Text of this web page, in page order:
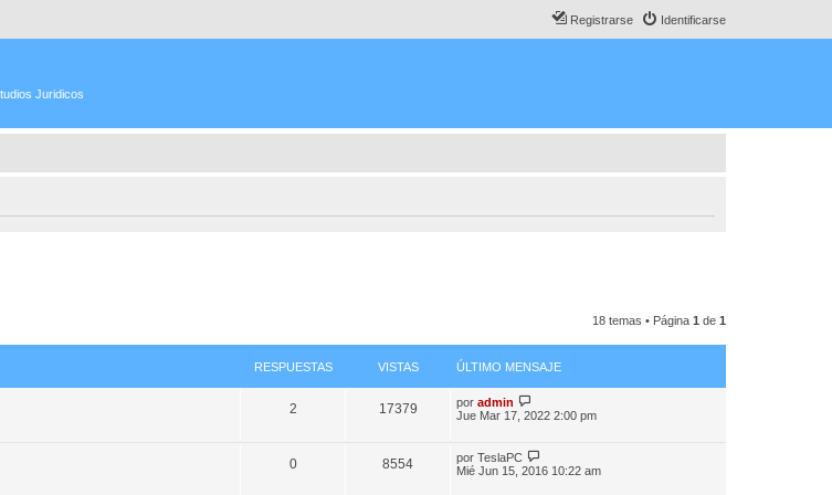
Identificarse
Registrarse
Juridicos
18 temas • Página 1 de 1
RESPUESTAS VISTAS ÚLTIMO MENSAJE
2 17379 por admin
Jue Mar 17, 2022 2:00 pm
0 8554 por TeslaPC
Mié Jun 15, 2016 10:22 am